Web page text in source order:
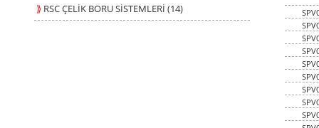
⟫ RSC ÇELİK BORU SİSTEMLERİ (14)